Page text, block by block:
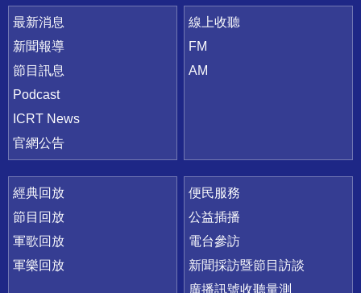
最新消息
新聞報導
節目訊息
Podcast
ICRT News
官網公告
線上收聽
FM
AM
經典回放
節目回放
軍歌回放
軍樂回放
便民服務
公益插播
電台參訪
新聞採訪暨節目訪談
廣播訊號收聽量測